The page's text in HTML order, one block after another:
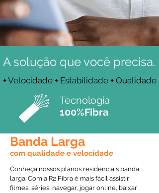
A solução que você precisa.
+Velocidade + Estabilidade + Qualidade
Tecnologia
100%Fibra
Banda Larga
com qualidade e velocidade
Conheça nossos planos residenciais banda
larga. Com a R2 Fibra é mais fácil assistir
filmes, séries, navegar, jogar online, baixar